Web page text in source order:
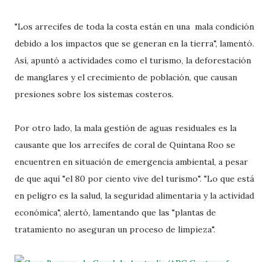
"Los arrecifes de toda la costa están en una mala condición
debido a los impactos que se generan en la tierra", lamentó.
Así, apuntó a actividades como el turismo, la deforestación
de manglares y el crecimiento de población, que causan
presiones sobre los sistemas costeros.
Por otro lado, la mala gestión de aguas residuales es la
causante que los arrecifes de coral de Quintana Roo se
encuentren en situación de emergencia ambiental, a pesar
de que aquí "el 80 por ciento vive del turismo". "Lo que está
en peligro es la salud, la seguridad alimentaria y la actividad
económica", alertó, lamentando que las "plantas de
tratamiento no aseguran un proceso de limpieza".